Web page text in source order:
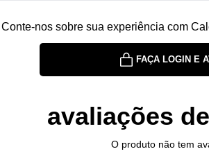
Conte-nos sobre sua experiência com
FAÇA LOGIN E
avaliações
O produto não tem